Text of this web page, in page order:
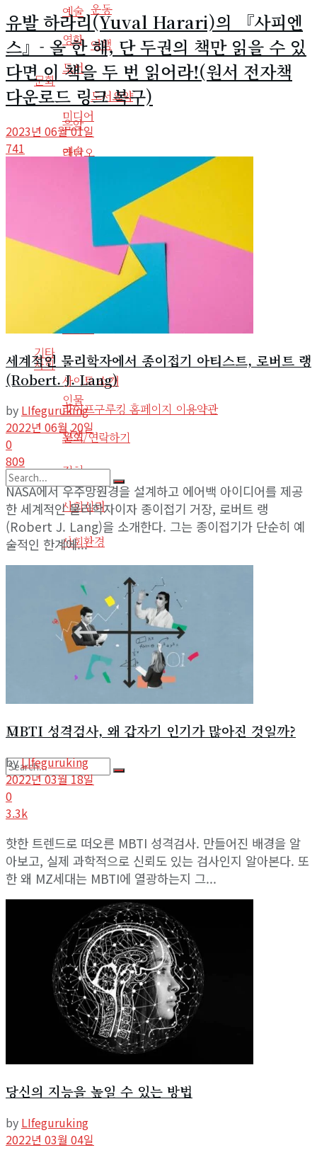
운동
여행
문화
미디어
예술
도서요약
라디오
사회
인물
인생
정치
사회심리
사회환경
사이트 소개
라이프구루킹 홈페이지 이용약관
문의/연락하기
No Result
View All Result
예술
영화
도서
도서요약
음악
라디오
정치
사회심리
사회환경
기타
사이트 소개
라이프구루킹 홈페이지 이용약관
문의/연락하기
No Result
View All Result
유발 하라리(Yuval Harari)의 『사피엔
스』- 올 한 해, 단 두권의 책만 읽을 수 있
다면 이 책을 두 번 읽어라!(원서 전자책
다운로드 링크 복구)
2023년 06월 01일
741
세계적인 물리학자에서 종이접기 아티스트, 로버트 랭
(Robert. J. Lang)
by LIfeguruking
2022년 06월 20일
0
809
NASA에서 우주망원경을 설계하고 에어백 아이디어를 제공
한 세계적인 물리학자이자 종이접기 거장, 로버트 랭
(Robert J. Lang)을 소개한다. 그는 종이접기가 단순히 예
술적인 한계에...
MBTI 성격검사, 왜 갑자기 인기가 많아진 것일까?
byLIfeguruking
2022년 03월 18일
0
3.3k
핫한 트렌드로 떠오른 MBTI 성격검사. 만들어진 배경을 알
아보고, 실제 과학적으로 신뢰도 있는 검사인지 알아본다. 또
한 왜 MZ세대는 MBTI에 열광하는지 그...
당신의 지능을 높일 수 있는 방법
by LIfeguruking
2022년 03월 04일